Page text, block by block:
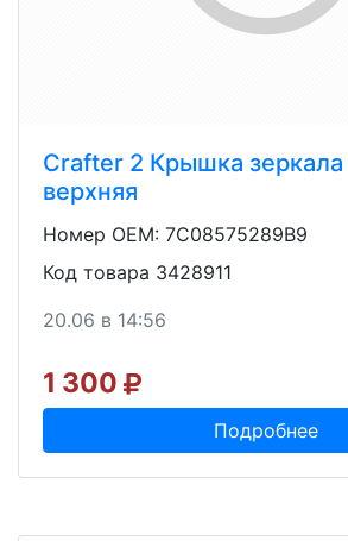
Crafter 2 Крышка зеркала
верхняя
Номер OEM: 7C08575289B9
Код товара 3428911
20.06 в 14:56
1 300
Подробнее